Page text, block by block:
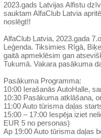
2023.gads Latvijas Alfistu
sauktam AlfaClub Latvia
noslēgt!!
AlfaClub Latvia, 2023.gada
Leģenda. Tiksimies Rīgā,
gaitā apmeklēsim gan
Tukumā. Vakara pasākuma
Pasākuma Programma:
10:00 Ierašanās AutoHalle,
10:30 Pasākuma atklāšana,
11:00 Auto tūrisma daļas
15:00 – 17:00 Iespēja iziet
EUR 5 no personas)
Ap 19:00 Auto tūrisma daļas